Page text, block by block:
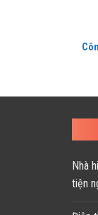
Nhà
tiện